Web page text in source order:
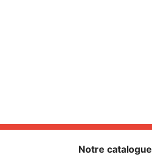
Notre catalogue